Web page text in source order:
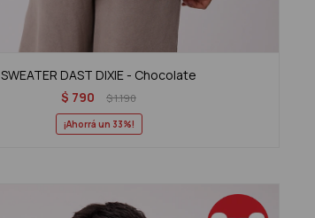
SWEATER DAST DIXIE - Chocolate
$ 790 $1.190
33